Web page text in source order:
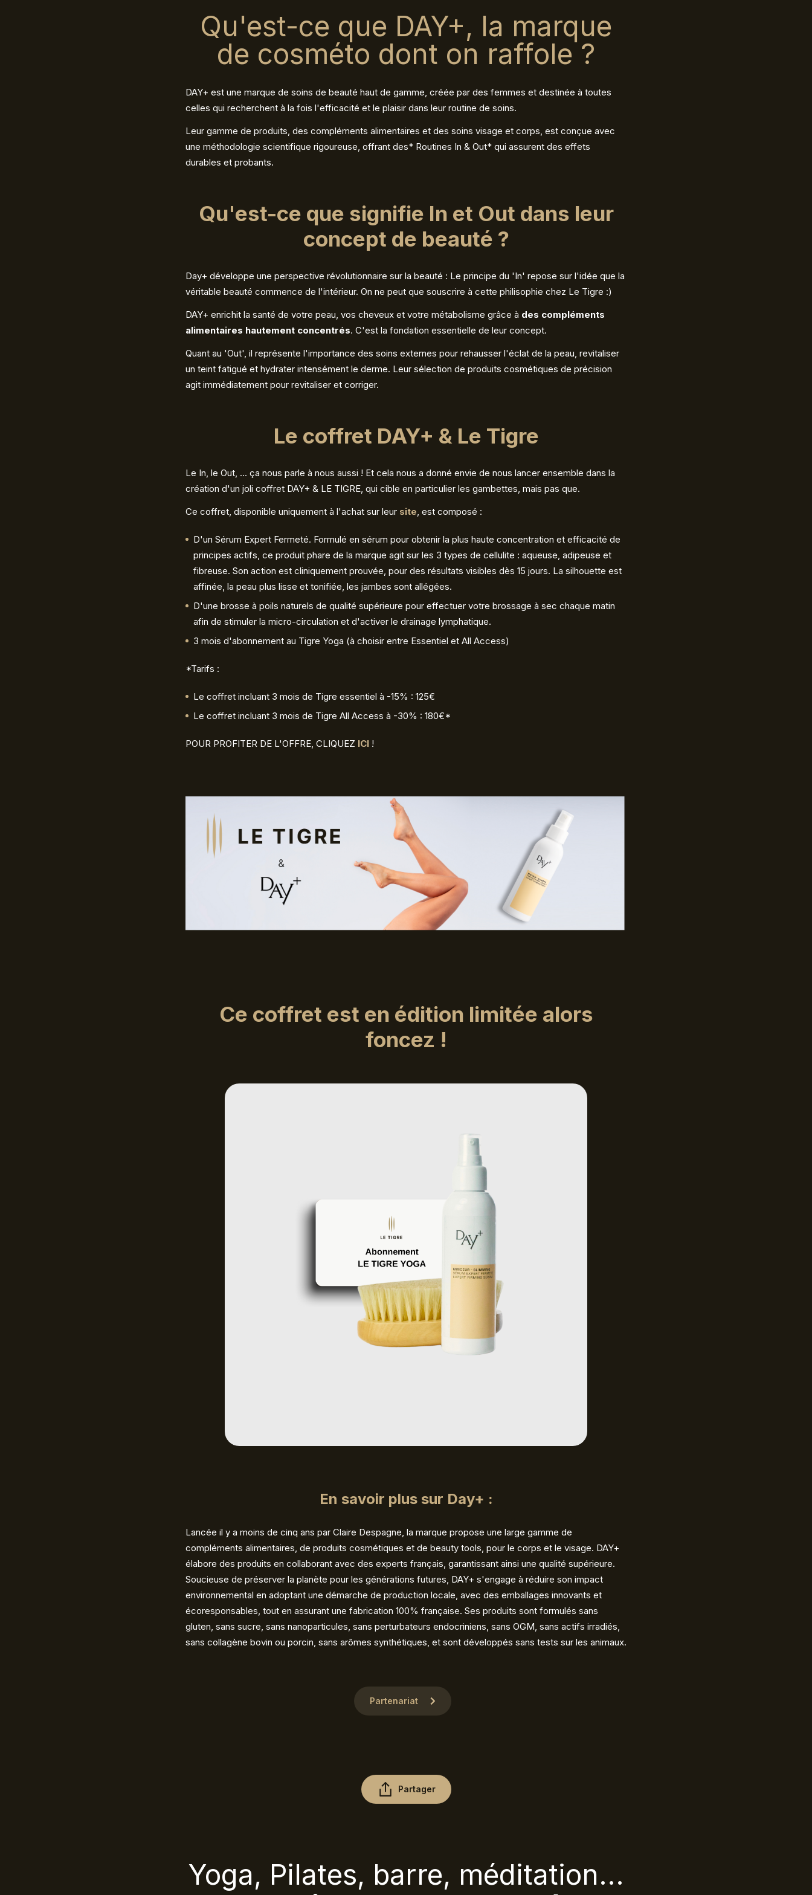
Qu'est-ce que DAY+, la marque
de cosméto dont on raffole ?
DAY+ est une marque de soins de beauté haut de gamme, créée par des femmes et destinée à toutes
celles qui recherchent à la fois l'efficacité et le plaisir dans leur routine de soins.
Leur gamme de produits, des compléments alimentaires et des soins visage et corps, est conçue avec
une méthodologie scientifique rigoureuse, offrant des* Routines In & Out* qui assurent des effets
durables et probants.
Qu'est-ce que signifie In et Out dans leur
concept de beauté ?
Day+ développe une perspective révolutionnaire sur la beauté : Le principe du 'In' repose sur l'idée que la
véritable beauté commence de l'intérieur. On ne peut que souscrire à cette philisophie chez Le Tigre :)
DAY+ enrichit la santé de votre peau, vos cheveux et votre métabolisme grâce à des compléments
alimentaires hautement concentrés. C'est la fondation essentielle de leur concept.
Quant au 'Out', il représente l'importance des soins externes pour rehausser l'éclat de la peau, revitaliser
un teint fatigué et hydrater intensément le derme. Leur sélection de produits cosmétiques de précision
agit immédiatement pour revitaliser et corriger.
Le coffret DAY+ & Le Tigre
Le In, le Out, ... ça nous parle à nous aussi ! Et cela nous a donné envie de nous lancer ensemble dans la
création d'un joli coffret DAY+ & LE TIGRE, qui cible en particulier les gambettes, mais pas que.
Ce coffret, disponible uniquement à l'achat sur leur site, est composé :
D'un Sérum Expert Fermeté. Formulé en sérum pour obtenir la plus haute concentration et efficacité de
principes actifs, ce produit phare de la marque agit sur les 3 types de cellulite : aqueuse, adipeuse et
fibreuse. Son action est cliniquement prouvée, pour des résultats visibles dès 15 jours. La silhouette est
affinée, la peau plus lisse et tonifiée, les jambes sont allégées.
D'une brosse à poils naturels de qualité supérieure pour effectuer votre brossage à sec chaque matin
afin de stimuler la micro-circulation et d'activer le drainage lymphatique.
3 mois d'abonnement au Tigre Yoga (à choisir entre Essentiel et All Access)
*Tarifs :
Le coffret incluant 3 mois de Tigre essentiel à -15% : 125€
Le coffret incluant 3 mois de Tigre All Access à -30% : 180€*
POUR PROFITER DE L'OFFRE, CLIQUEZ ICI !
Ce coffret est en édition limitée alors
foncez !
En savoir plus sur Day+ :
Lancée il y a moins de cinq ans par Claire Despagne, la marque propose une large gamme de
compléments alimentaires, de produits cosmétiques et de beauty tools, pour le corps et le visage. DAY+
élabore des produits en collaborant avec des experts français, garantissant ainsi une qualité supérieure.
Soucieuse de préserver la planète pour les générations futures, DAY+ s'engage à réduire son impact
environnemental en adoptant une démarche de production locale, avec des emballages innovants et
écoresponsables, tout en assurant une fabrication 100% française. Ses produits sont formulés sans
gluten, sans sucre, sans nanoparticules, sans perturbateurs endocriniens, sans OGM, sans actifs irradiés,
sans collagène bovin ou porcin, sans arômes synthétiques, et sont développés sans tests sur les animaux.
Partenariat
Partager
Yoga, Pilates, barre, méditation...